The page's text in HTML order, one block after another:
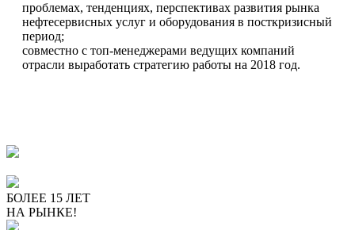
проблемах, тенденциях, перспективах развития рынка
нефтесервисных услуг и оборудования в посткризисный
период;
совместно с топ-менеджерами ведущих компаний
отрасли выработать стратегию работы на 2018 год.
БОЛЕЕ 15 ЛЕТ
НА РЫНКЕ!